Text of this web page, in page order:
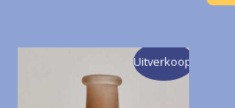
Uitverkoop!